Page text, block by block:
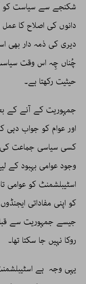
شکنجے سے سیاست کو
دانوں کی اصلاح کا
دیری کی ذمہ دار بھی
چُناں چِہ اس وقت
حیثیت رکھتا ہے۔
جمہوریت کے آنے کے
اور عوام کو جواب
کسی سیاسی جماعت
وجود عوامی بہبود کے
اسٹیبلشمنٹ کو عوامی
کو اپنی مفاداتی
جیسے جمہوریت سے قبل
روکا نہیں جا سکتا تھا۔
یہی وجہ ہے